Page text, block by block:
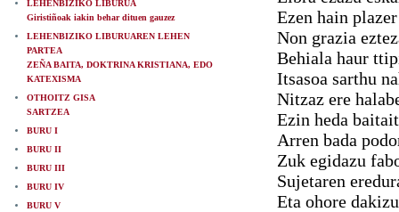
LEHENBIZIKO LIBURUA
Giristiñoak iakin behar dituen gauzez
LEHENBIZIKO LIBURUAREN LEHEN
PARTEA
ZEÑA BAITA, DOKTRINA KRISTIANA, EDO
KATEXISMA
OTHOITZ GISA
SARTZEA
BURU I
BURU II
BURU III
BURU IV
BURU V
Ezen hain
Non grazia
Behiala haur
Itsasoa sarthu
Nitzaz ere
Ezin heda
Arren bada
Zuk egidazu
Sujetaren
Eta ohore